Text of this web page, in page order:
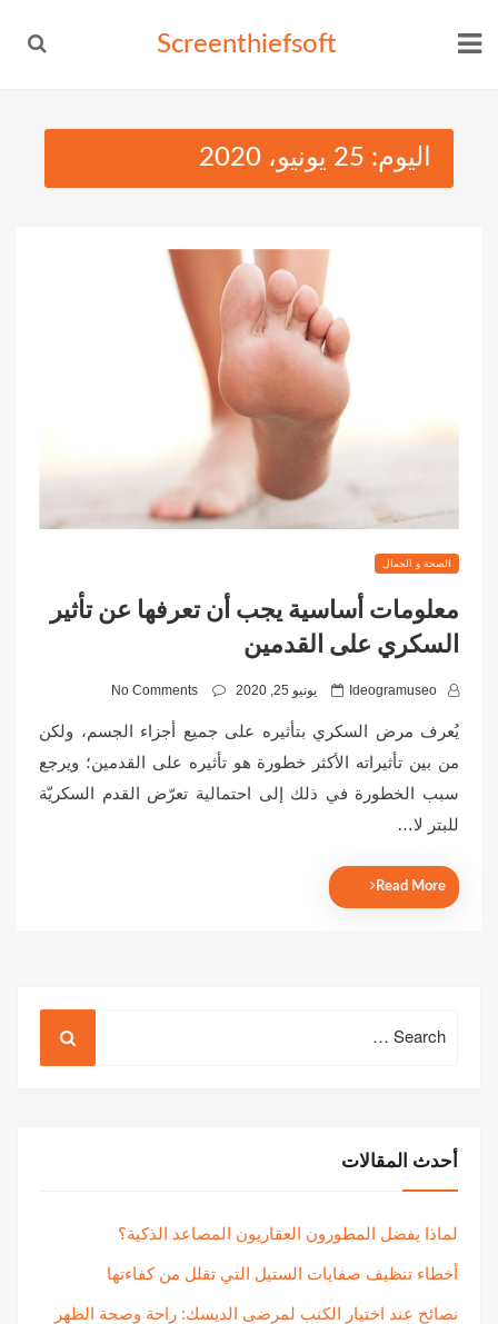
Screenthiefsoft
اليوم: 25 يونيو، 2020
الصحة و الجمال
معلومات أساسية يجب أن تعرفها عن تأثير
السكري على القدمين
Ideogramuseo
P
s
t
e
يونيو 25, 2020 No Comments
يُعرف مرض السكري بتأثيره على جميع أجزاء الجسم، ولكن
من بين تأثيراته الأكثر خطورة هو تأثيره على القدمين؛ ويرجع
سبب الخطورة في ذلك إلى احتمالية تعرّض القدم السكريّة
للبتر لا…
Read More
for:
أحدث المقالات
لماذا يفضل المطورون العقاريون المصاعد الذكية؟
أخطاء تنظيف صفايات الستيل التي تقلل من كفاءتها
نصائح عند اختيار الكنب لمرضى الديسك: راحة وصحة الظهر